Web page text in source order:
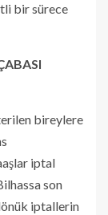
bir sürece
bireylere
iptal
son
iptallerin